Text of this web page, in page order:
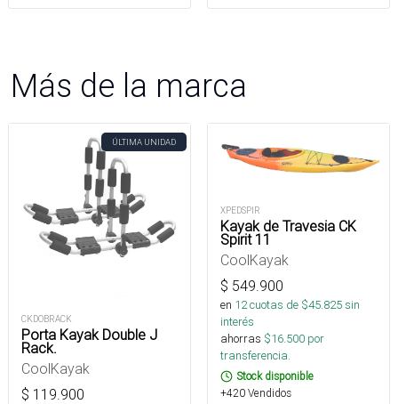
Más de la marca
ÚLTIMA UNIDAD
CKDOBRACK
Porta Kayak Double J
Rack.
CoolKayak
$ 119.900
XPEDSPIR
Kayak de Travesia CK
Spirit 11
CoolKayak
$ 549.900
en 12cuotas de $45.825sin
interés
ahorras $16.500 por
transferencia.
Stock disponible
+420 Vendidos